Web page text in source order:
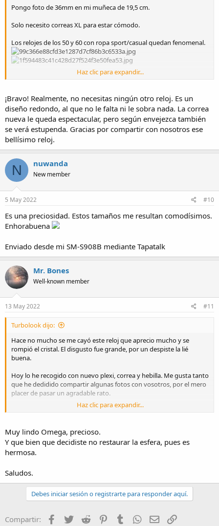
Pongo foto de 36mm en mi muñeca de 19,5 cm.
Solo necesito correas XL para estar cómodo.
Los relojes de los 50 y 60 con ropa sport/casual quedan fenomenal.
Enviado desde mi M2102J20SG mediante Tapatalk
Haz clic para expandir...
¡Bravo! Realmente, no necesitas ningún otro reloj. Es un
diseño redondo, al que no le falta ni le sobra nada. La correa
nueva le queda espectacular, pero según envejezca también
se verá estupenda. Gracias por compartir con nosotros ese
bellísimo reloj.
N nuwanda
New member
5 May 2022 #10
Es una preciosidad. Estos tamaños me resultan comodísimos.
Enhorabuena
Enviado desde mi SM-S908B mediante Tapatalk
Mr. Bones
Well-known member
13 May 2022 #11
Turbolook dijo:
Hace no mucho se me cayó este reloj que aprecio mucho y se
rompió el cristal. El disgusto fue grande, por un despiste la lié
buena.
Hoy lo he recogido con nuevo plexi, correa y hebilla. Me gusta tanto
que he dedidido compartir algunas fotos con vosotros, por el mero
placer de pasar un agradable rato.
Es un reloj de 36 mm, por el numero de serie del calibre 266 creo
segundos día ( no me preocupa). Como hay que dar cuerda todos
los días, aprovecho y lo pongo en hora.
Tiene las asas perforadas, detalle que me parece absolutamente
La esfera no ha sido restaurada y tiene una zona oscura debajo de
la a de Omega). Las agujas están rayadas de alguna extracción poco
cuidadosa (se ve solo con lupa).
Bueno… paso a las fotos, saludos a todos.
Haz clic para expandir...
Muy lindo Omega, precioso.
Y que bien que decidiste no restaurar la esfera, pues es
hermosa.
Saludos.
Debes iniciar sesión o registrarte para responder aquí.
Compartir: Facebook
Twitter Reddit PinterestTumblrWhatsApp
Email